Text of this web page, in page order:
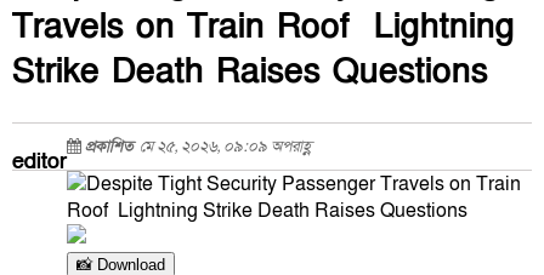
Travels on Train Roof Lightning
Strike Death Raises Questions
editor
প্রকাশিত মে ২৫, ২০২৬, ০৯:০৯ অপরাহ্ণ
📸 Download